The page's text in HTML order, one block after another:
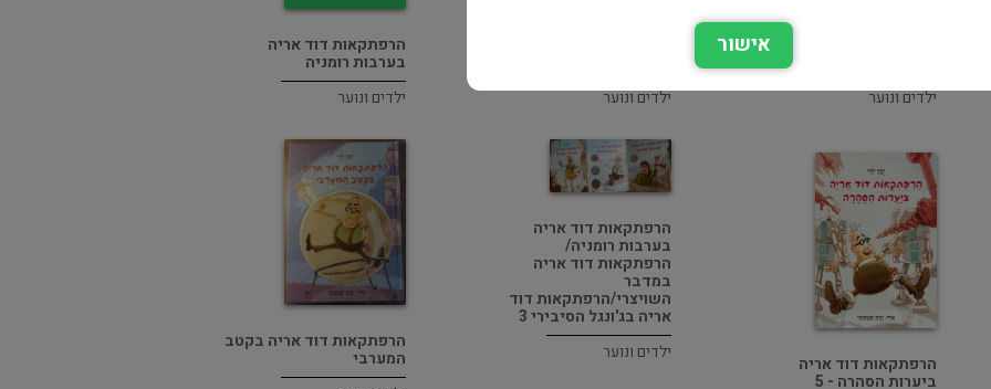
ילדים ונוער
ילדים ונוער
הרפתקאות דוד אריה
בערבות רומניה
ילדים ונוער
הרפתקאות דוד אריה
ביערות הסהרה - 5
הרפתקאות דוד אריה
בערבות רומניה/
הרפתקאות דוד אריה
במדבר
השויצרי/הרפתקאות דוד
אריה בג'ונגל הסיבירי 3
ילדים ונוער
הרפתקאות דוד אריה בקטב
המערבי
אישור